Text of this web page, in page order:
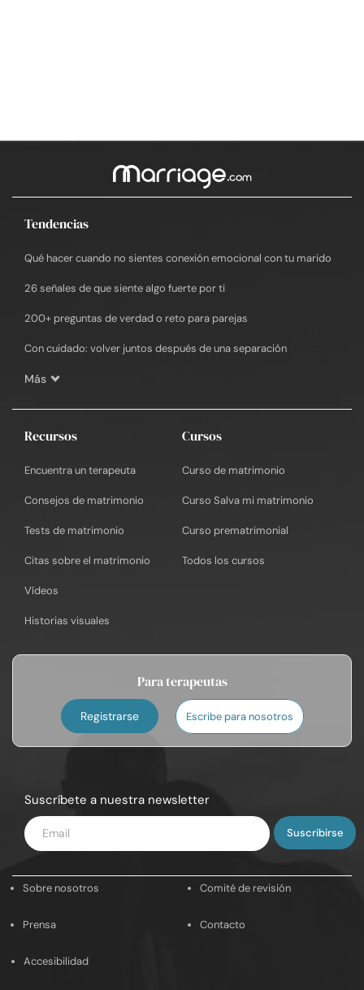
Tendencias
Qué hacer cuando no sientes conexión emocional con tu marido
26 señales de que siente algo fuerte por ti
200+ preguntas de verdad o reto para parejas
Con cuidado: volver juntos después de una separación
Más
Recursos
Encuentra un terapeuta
Consejos de matrimonio
Tests de matrimonio
Citas sobre el matrimonio
Vídeos
Historias visuales
Cursos
Curso de matrimonio
Curso Salva mi matrimonio
Curso prematrimonial
Todos los cursos
Para terapeutas
Registrarse Escribe para nosotros
Suscríbete a nuestra newsletter
Introduce
tu
Sobre nosotros Comité de revisión
Prensa Contacto
Accesibilidad